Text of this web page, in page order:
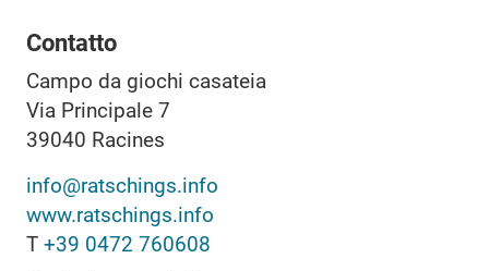
Contatto
Campo da giochi casateia
Via Principale 7
39040 Racines
info@ratschings.info
www.ratschings.info
T +39 0472 760608